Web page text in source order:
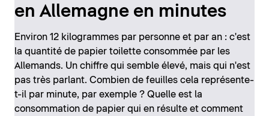
en Allemagne en minutes
Environ 12 kilogrammes par personne et par an : c'est
la quantité de papier toilette consommée par les
Allemands. Un chiffre qui semble élevé, mais qui n'est
pas très parlant. Combien de feuilles cela représente-
t-il par minute, par exemple ? Quelle est la
consommation de papier qui en résulte et comment